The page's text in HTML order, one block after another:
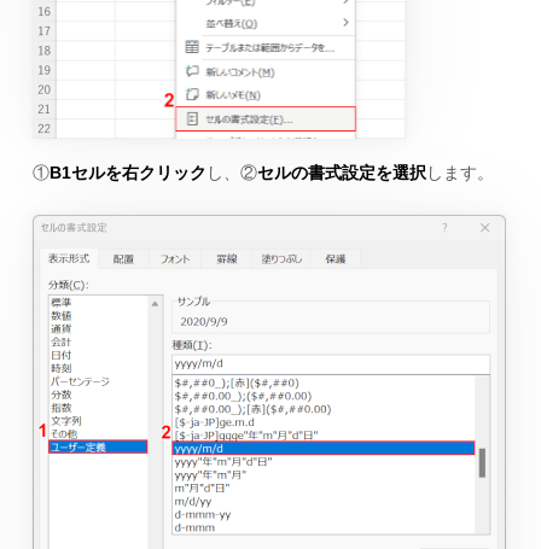
①B1セルを右クリック し、②セルの書式設定を選択します。